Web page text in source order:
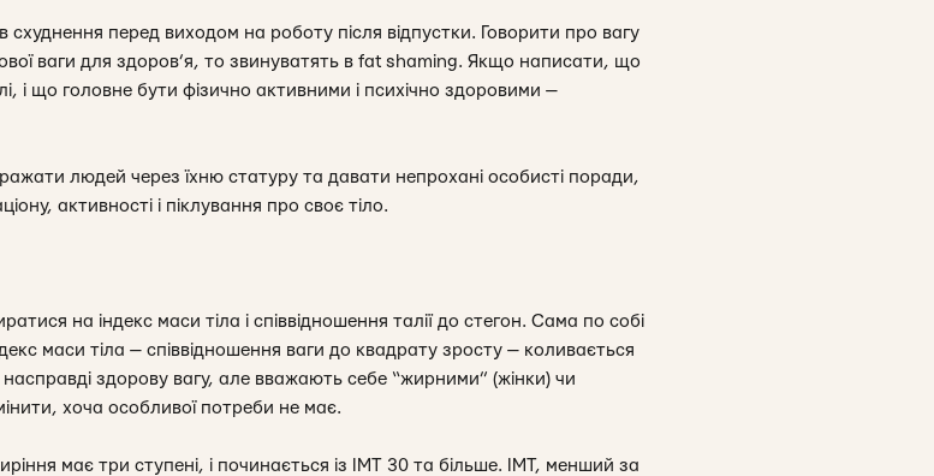
перед виходом на роботу після відпустки. Говорити про вагу
ваги для здоров’я, то звинуватять в fat shaming. Якщо написати, що
і що головне бути фізично активними і психічно здоровими —
людей через їхню статуру та давати непрохані особисті поради,
активності і піклування про своє тіло.
на індекс маси тіла і співвідношення талії до стегон. Сама по собі
маси тіла — співвідношення ваги до квадрату зросту — коливається
здорову вагу, але вважають себе “жирними” (жінки) чи
хоча особливої потреби не має.
має три ступені, і починається із ІМТ 30 та більше. ІМТ, менший за